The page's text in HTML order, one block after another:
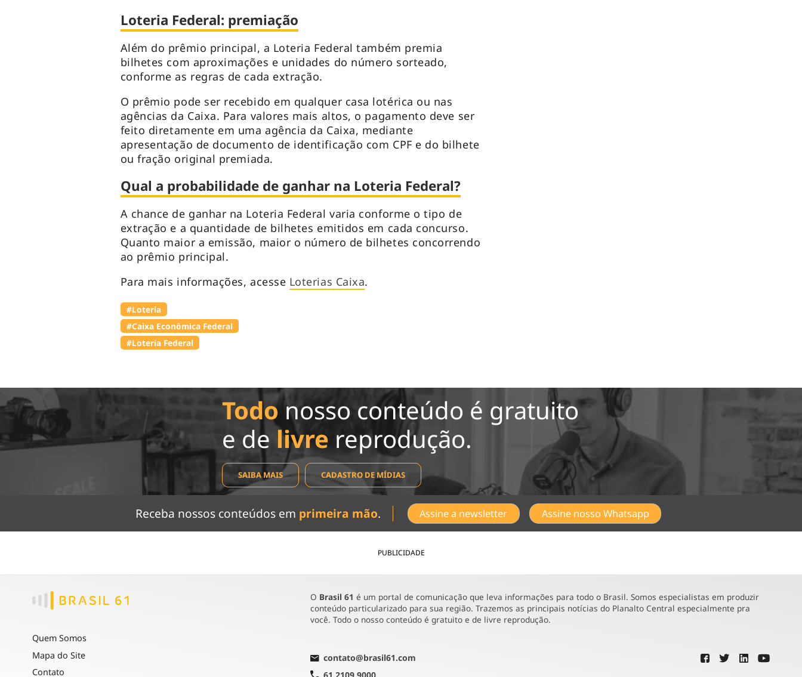
Loteria Federal: premiação
Além do prêmio principal, a Loteria Federal também premia
bilhetes com aproximações e unidades do número sorteado,
conforme as regras de cada extração.
O prêmio pode ser recebido em qualquer casa lotérica ou nas
agências da Caixa. Para valores mais altos, o pagamento deve ser
feito diretamente em uma agência da Caixa, mediante
apresentação de documento de identificação com CPF e do bilhete
ou fração original premiada.
Qual a probabilidade de ganhar na Loteria Federal?
A chance de ganhar na Loteria Federal varia conforme o tipo de
extração e a quantidade de bilhetes emitidos em cada concurso.
Quanto maior a emissão, maior o número de bilhetes concorrendo
ao prêmio principal.
Para mais informações, acesse Loterias Caixa.
#Loteria
#Caixa Econômica Federal
#Loteria Federal
Todonosso conteúdo é gratuito
e de livre reprodução.
SAIBA MAIS CADASTRO DE MÍDIAS
Receba nossos conteúdos em primeira mão. Assine a newsletter Assine nosso Whatsapp
PUBLICIDADE
Quem Somos
Mapa do Site
Contato
O Brasil 61 é um portal de comunicação que leva informações para todo o Brasil. Somos especialistas em produzir
conteúdo particularizado para sua região. Trazemos as principais notícias do Planalto Central especialmente pra
você. Todo o nosso conteúdo é gratuito e de livre reprodução.
contato@brasil61.com